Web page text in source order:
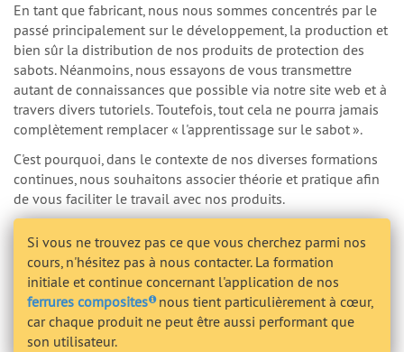
En tant que fabricant, nous nous sommes concentrés par le
passé principalement sur le développement, la production et
bien sûr la distribution de nos produits de protection des
sabots. Néanmoins, nous essayons de vous transmettre
autant de connaissances que possible via notre site web et à
travers divers tutoriels. Toutefois, tout cela ne pourra jamais
complètement remplacer « l'apprentissage sur le sabot ».
C'est pourquoi, dans le contexte de nos diverses formations
continues, nous souhaitons associer théorie et pratique afin
de vous faciliter le travail avec nos produits.
Si vous ne trouvez pas ce que vous cherchez parmi nos
cours, n'hésitez pas à nous contacter. La formation
initiale et continue concernant l'application de nos
ferrures composites nous tient particulièrement à cœur,
car chaque produit ne peut être aussi performant que
son utilisateur.